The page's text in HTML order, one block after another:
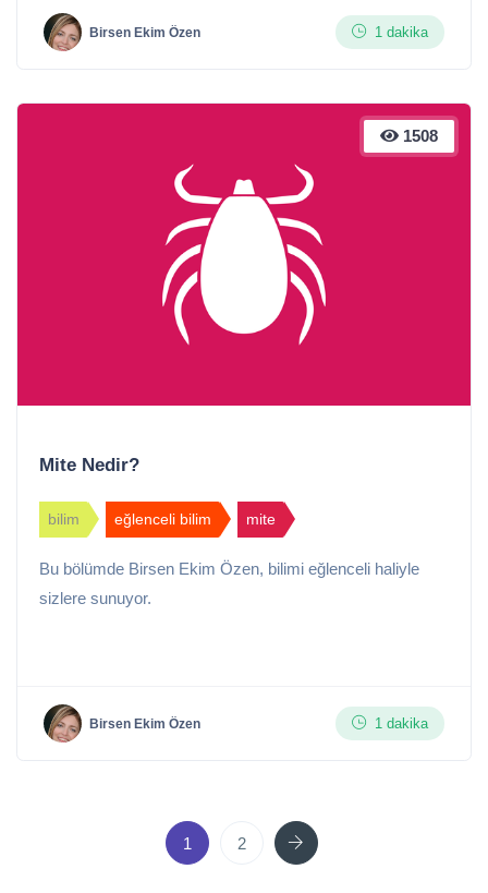
Birsen Ekim Özen 1 dakika
1508
Mite Nedir?
bilim eğlenceli bilim mite
Bu bölümde Birsen Ekim Özen, bilimi eğlenceli haliyle
sizlere sunuyor.
Birsen Ekim Özen 1 dakika
1 2 Next